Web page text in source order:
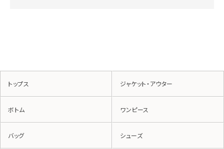
トップス ジャケット・アウター
ボトム ワンピース
バッグ シューズ